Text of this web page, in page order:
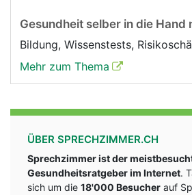
Gesundheit selber in die Hand
Bildung, Wissenstests,
Mehr zum Thema
ÜBER SPRECHZIMMER.CH
Sprechzimmer ist der
Gesundheitsratgeber im Internet.
sich um die 18'000 Besucher auf